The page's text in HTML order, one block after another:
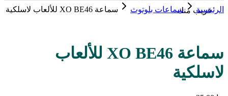
قريب منك
الرئيسية
سماعات بلوتوث سماعة XO BE46 للألعاب لاسلكية
سماعة XO BE46 للألعاب
لاسلكية